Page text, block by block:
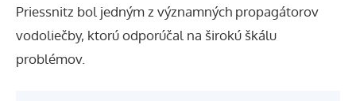
Priessnitz bol jedným z významných propagátorov
vodoliečby, ktorú odporúčal na širokú škálu
problémov.